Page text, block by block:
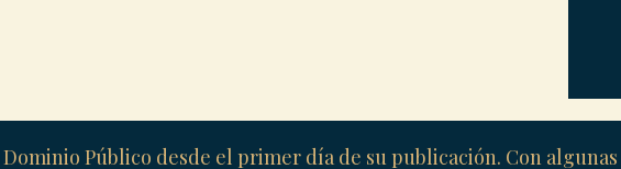
Público desde el primer día de su publicación. Con